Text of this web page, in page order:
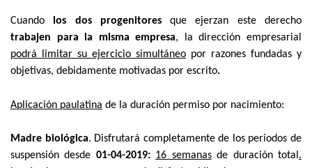
Cuando los dos progenitoresque ejerzan este derecho
trabajen para la misma empresa, la dirección empresarial
podrá limitar su ejercicio simultáneo por razones fundadas y
objetivas, debidamente motivadas por escrito.
Aplicación paulatina de la duración permiso por nacimiento:
Madre biológica. Disfrutará completamente de los periodos de
suspensión desde 01-04-2019: 16 semanasde duración total.